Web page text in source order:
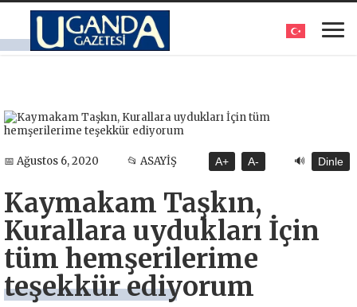
📅 Ağustos 6, 2020 📂 ASAYİŞ A+ A- 🔊 Dinle
Kaymakam Taşkın,
Kurallara uydukları İçin
tüm hemşerilerime
teşekkür ediyorum